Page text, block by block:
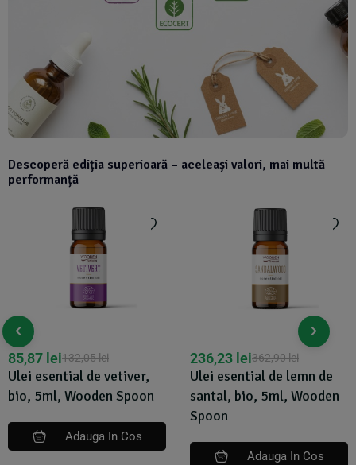
Descoperă ediția superioară – aceleași valori, mai multă
performanță
Ulei esential de vetiver,
bio, 5ml, Wooden Spoon
132,05lei
85,87 lei
Adauga In Cos
Ulei esential de lemn de
santal, bio, 5ml, Wooden
Spoon
362,90lei
236,23 lei
Adauga In Cos